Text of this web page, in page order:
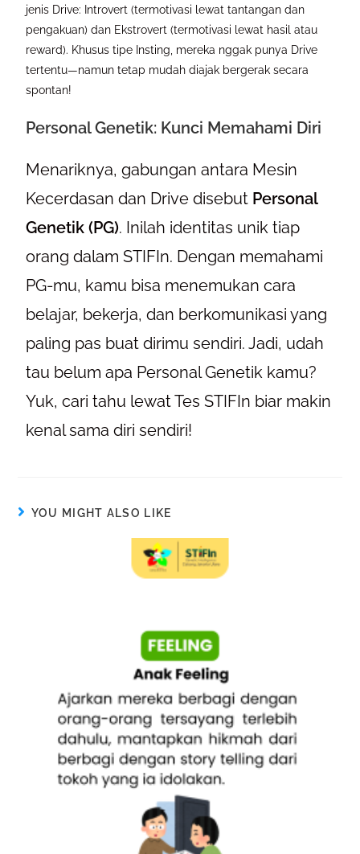
jenis Drive: Introvert (termotivasi lewat tantangan dan
pengakuan) dan Ekstrovert (termotivasi lewat hasil atau
reward). Khusus tipe Insting, mereka nggak punya Drive
tertentu—namun tetap mudah diajak bergerak secara
spontan!
Personal Genetik: Kunci Memahami Diri
Menariknya, gabungan antara Mesin
Kecerdasan dan Drive disebut Personal
Genetik (PG). Inilah identitas unik tiap
orang dalam STIFIn. Dengan memahami
PG-mu, kamu bisa menemukan cara
belajar, bekerja, dan berkomunikasi yang
paling pas buat dirimu sendiri. Jadi, udah
tau belum apa Personal Genetik kamu?
Yuk, cari tahu lewat Tes STIFIn biar makin
kenal sama diri sendiri!
YOU MIGHT ALSO LIKE